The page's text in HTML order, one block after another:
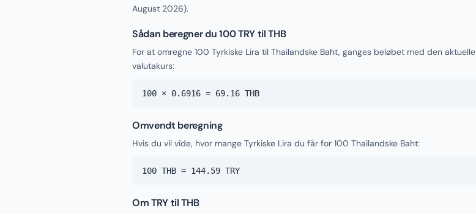
August 2026).
Sådan beregner du 100 TRY til THB
For at omregne 100 Tyrkiske Lira til Thailandske Baht, ganges beløbet med den aktuelle
valutakurs:
100 × 0.6916 = 69.16 THB
Omvendt beregning
Hvis du vil vide, hvor mange Tyrkiske Lira du får for 100 Thailandske Baht:
100 THB = 144.59 TRY
Om TRY til THB